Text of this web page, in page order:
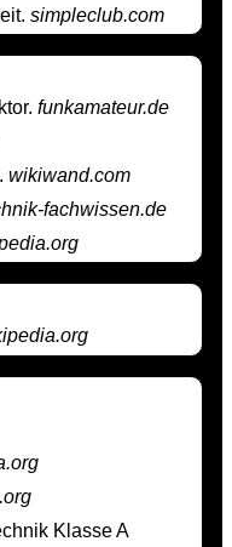
simpleclub.com
funkamateur.de
wikiwand.com
fachwissen.de
Klasse A